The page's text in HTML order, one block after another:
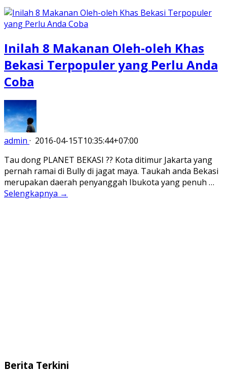
Inilah 8 Makanan Oleh-oleh Khas
Bekasi Terpopuler yang Perlu Anda
Coba
admin · 2016-04-15T10:35:44+07:00
Tau dong PLANET BEKASI ?? Kota ditimur Jakarta yang
pernah ramai di Bully di jagat maya. Taukah anda Bekasi
merupakan daerah penyanggah Ibukota yang penuh …
Selengkapnya →
Berita Terkini